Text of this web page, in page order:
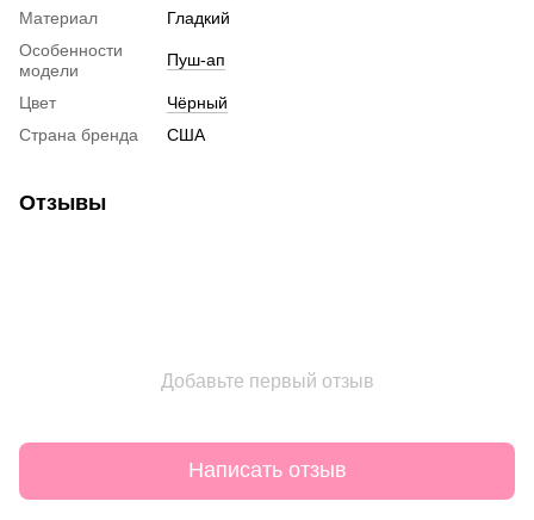
Материал
Гладкий
Особенности
модели
Пуш-ап
Цвет
Чёрный
Страна бренда
США
Отзывы
Добавьте первый отзыв
Написать отзыв